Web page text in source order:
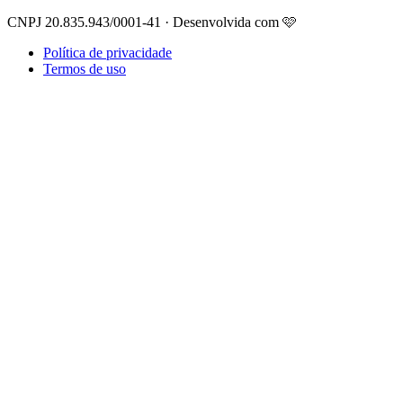
CNPJ 20.835.943/0001-41 · Desenvolvida com 🩷
Política de privacidade
Termos de uso